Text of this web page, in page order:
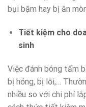
bụi bặm hay bị ăn
Tiết kiệm cho
sinh
Việc đánh bóng tấm
bị hỏng, bị lỗi,…
nhiều so với chi phí